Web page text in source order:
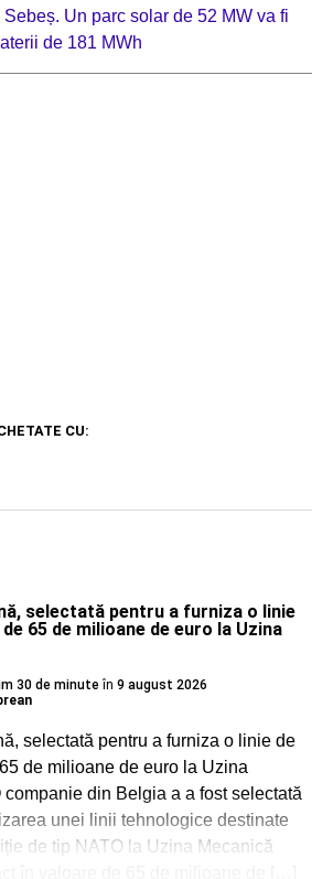
Un parc solar de 52 MW va fi
de 181 MWh
CU:
selectată pentru a furniza o linie
65 de milioane de euro la Uzina
30 de minute în 9 august 2026
selectată pentru a furniza o linie de
de milioane de euro la Uzina
companie din Belgia a a fost selectată
unei linii tehnologice destinate
de tip NATO la Uzina Mecanică